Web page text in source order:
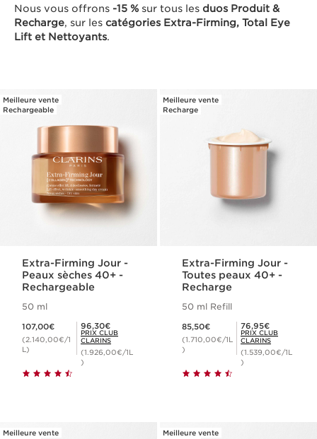
Nous vous offrons -15 % sur tous les duos Produit &
Recharge, sur les catégories Extra-Firming, Total Eye
Lift et Nettoyants.
Meilleure vente
Rechargeable
Extra-Firming Jour -
Peaux sèches 40+ -
Rechargeable
50 ml
107,00€
(2.140,00€/1
L)
Prix Club Clarins 96,30€
96,30€
PRIX CLUB
CLARINS
(1.926,00€/1L
)
Meilleure vente
Recharge
Extra-Firming Jour -
Toutes peaux 40+ -
Recharge
50 ml Refill
85,50€
(1.710,00€/1L
)
Prix Club Clarins 76,95€
76,95€
PRIX CLUB
CLARINS
(1.539,00€/1L
)
Meilleure vente
Meilleure vente